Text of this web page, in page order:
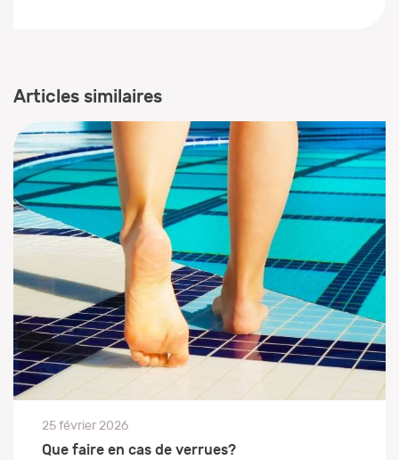
Articles similaires
25 février 2026
Que faire en cas de verrues?